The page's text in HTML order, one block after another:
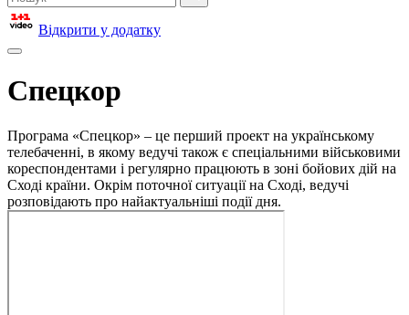
Відкрити у додатку
Спецкор
Програма «Спецкор» – це перший проект на українському
телебаченні, в якому ведучі також є спеціальними військовими
кореспондентами і регулярно працюють в зоні бойових дій на
Сході країни. Окрім поточної ситуації на Сході, ведучі
розповідають про найактуальніші події дня.